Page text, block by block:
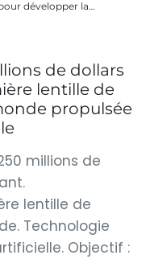
développer la…
de dollars
lentille de
propulsée
millions de
lentille de
Technologie
Objectif :